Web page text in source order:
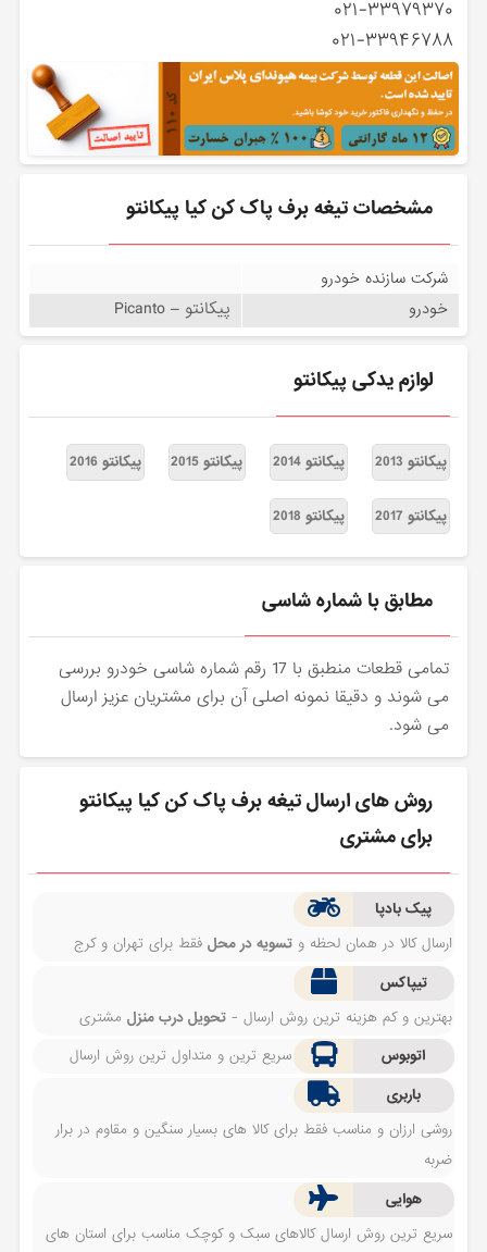
۰۲۱-۳۳۹۷۹۳۷۰
۰۲۱-۳۳۹۴۶۷۸۸
مشخصات تیغه برف پاک کن کیا پیکانتو
شرکت سازنده خودرو
خودرو
پیکانتو – Picanto
لوازم یدکی پیکانتو
پیکانتو 2013 پیکانتو 2014 پیکانتو 2015 پیکانتو 2016
پیکانتو 2017 پیکانتو 2018
مطابق با شماره شاسی
تمامی قطعات منطبق با 17 رقم شماره شاسی خودرو بررسی
می شوند و دقیقا نمونه اصلی آن برای مشتریان عزیز ارسال
می شود.
روش های ارسال تیغه برف پاک کن کیا پیکانتو
برای مشتری
پیک بادپا
ارسال کالا در همان لحظه وتسویه در محل فقط برای تهران و کرج
تیپاکس
بهترین و کم هزینه ترین روش ارسال -تحویل درب منزل مشتری
اتوبوس
سریع ترین و متداول ترین روش ارسال
باربری
روشی ارزان و مناسب فقط برای کالا های بسیار سنگین و مقاوم در برار
ضربه
هوایی
سریع ترین روش ارسال کالاهای سبک و کوچک مناسب برای استان های